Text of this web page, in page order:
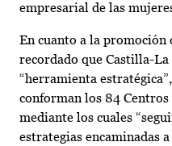
empresarial de las
En cuanto a la promoción
recordado que Castilla-La
“herramienta
conforman los 84
mediante los cuales
estrategias encaminadas